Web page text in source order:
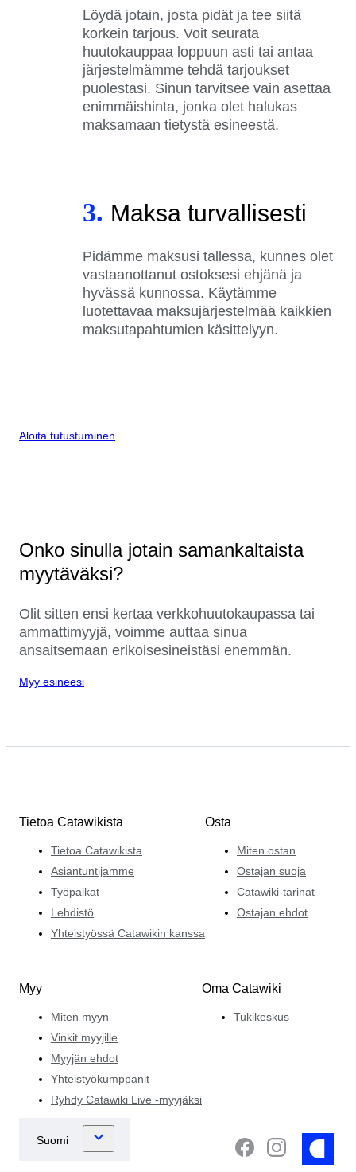
Löydä jotain, josta pidät ja tee siitä
korkein tarjous. Voit seurata
huutokauppaa loppuun asti tai antaa
järjestelmämme tehdä tarjoukset
puolestasi. Sinun tarvitsee vain asettaa
enimmäishinta, jonka olet halukas
maksamaan tietystä esineestä.
3. Maksa turvallisesti
Pidämme maksusi tallessa, kunnes olet
vastaanottanut ostoksesi ehjänä ja
hyvässä kunnossa. Käytämme
luotettavaa maksujärjestelmää kaikkien
maksutapahtumien käsittelyyn.
Aloita tutustuminen
Onko sinulla jotain samankaltaista
myytäväksi?
Olit sitten ensi kertaa verkkohuutokaupassa tai
ammattimyyjä, voimme auttaa sinua
ansaitsemaan erikoisesineistäsi enemmän.
Myy esineesi
Tietoa Catawikista
Tietoa Catawikista
Asiantuntijamme
Työpaikat
Lehdistö
Yhteistyössä Catawikin kanssa
Osta
Miten ostan
Ostajan suoja
Catawiki-tarinat
Ostajan ehdot
Myy
Miten myyn
Vinkit myyjille
Myyjän ehdot
Yhteistyökumppanit
Ryhdy Catawiki Live -myyjäksi
Oma Catawiki
Tukikeskus